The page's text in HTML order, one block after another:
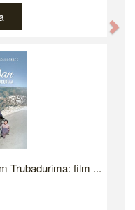
Trubadurima: film ...